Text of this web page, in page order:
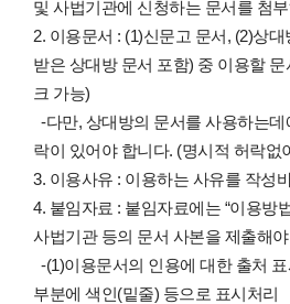
및 사법기관에 신청하는 문서를 첨
2. 이용문서 : (1)신문고 문서, (2)상
받은 상대방 문서 포함) 중 이용할
크 가능)
-다만, 상대방의 문서를 사용하는
락이 있어야 합니다. (명시적 허락없
3. 이용사유 : 이용하는 사유를 작성
4. 붙임자료 : 붙임자료에는 “이용방
사법기관 등의 문서 사본을 제출해
-(1)이용문서의 인용에 대한 출처
부분에 색인(밑줄) 등으로 표시처리